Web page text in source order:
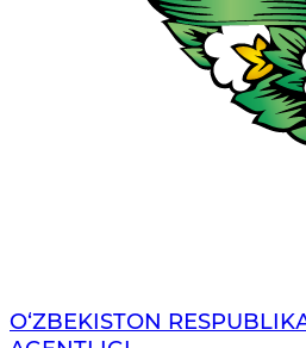
O‘ZBЕKISTОN